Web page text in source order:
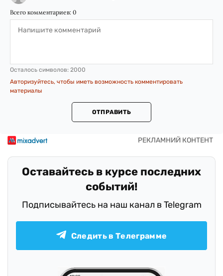
Всего комментариев: 0
Осталось символов: 2000
Авторизуйтесь, чтобы иметь возможность комментировать
материалы
ОТПРАВИТЬ
Оставайтесь в курсе последних
событий!
Подписывайтесь на наш канал в Telegram
Следить в Телеграмме